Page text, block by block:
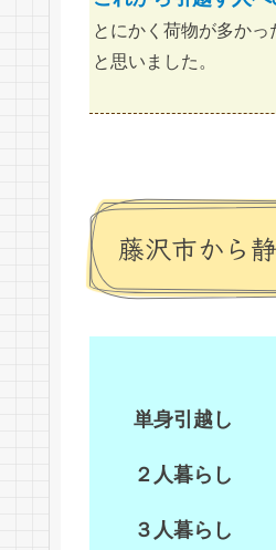
とにかく荷物が多か
と思いました。
藤沢市から
単身引越し
２人暮らし
３人暮らし